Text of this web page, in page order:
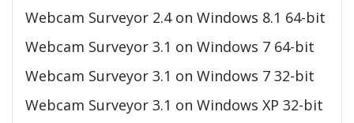
Webcam Surveyor 2.4 on Windows 8.1 64-bit
Webcam Surveyor 3.1 on Windows 7 64-bit
Webcam Surveyor 3.1 on Windows 7 32-bit
Webcam Surveyor 3.1 on Windows XP 32-bit